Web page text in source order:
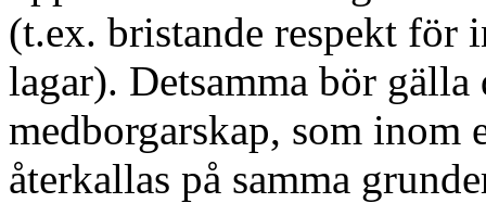
(t.ex. bristande respekt för
lagar). Detsamma bör
medborgarskap, som inom
återkallas på samma